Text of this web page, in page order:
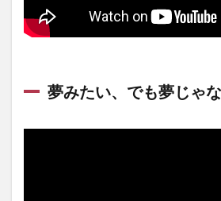
夢みたい、でも夢じゃ